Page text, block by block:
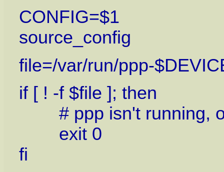
CONFIG=$1
source_config
file=/var/run/ppp-
if [ ! -f $file ]; then
# ppp isn't running,
exit 0
fi